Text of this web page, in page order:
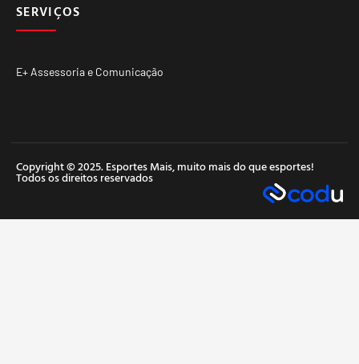
SERVIÇOS
E+ Assessoria e Comunicação
Copyright © 2025. Esportes Mais, muito mais do que esportes!
Todos os direitos reservados